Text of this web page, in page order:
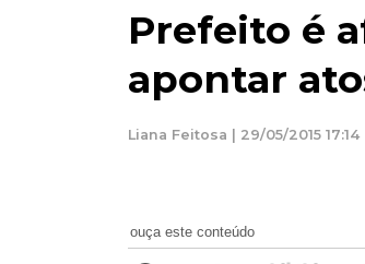
Prefeito é
apontar
Liana Feitosa | 29/05/2015 17:14
ouça este conteúdo